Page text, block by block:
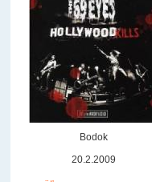
Bodok
20.2.2009